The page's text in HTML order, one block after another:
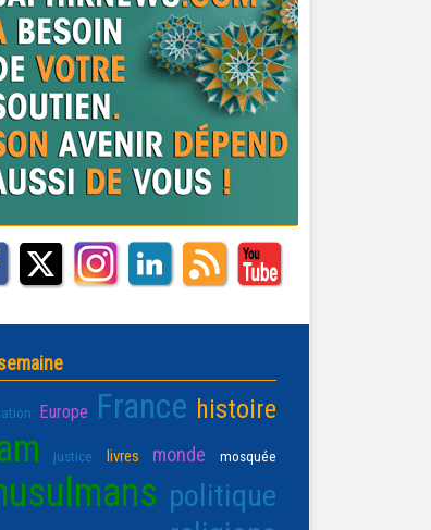
Europe France histoire
justice livres monde mosquée
politique